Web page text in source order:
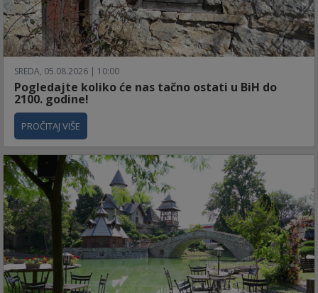
SREDA, 05.08.2026 | 10:00
Pogledajte koliko će nas tačno ostati u BiH do
2100. godine!
PROČITAJ VIŠE